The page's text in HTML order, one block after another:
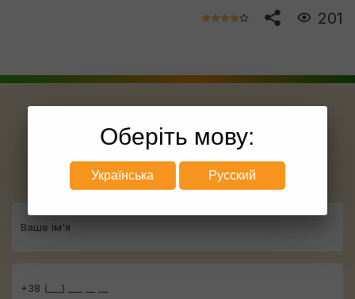
201
Замовити розрахунок
Заповніть невелику форму, і найближчим
часом наш менеджер зв'яжеться з Вами
Оберіть мову:
Українська Русский